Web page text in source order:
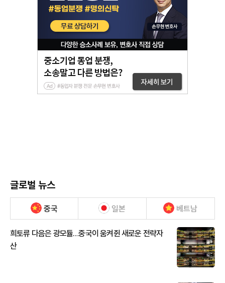
글로벌 뉴스
중국 일본 베트남
희토류 다음은 광모듈…중국이 움켜쥔 새로운 전략자
산